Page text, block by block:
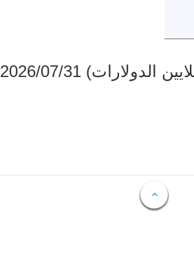
2026/07/31